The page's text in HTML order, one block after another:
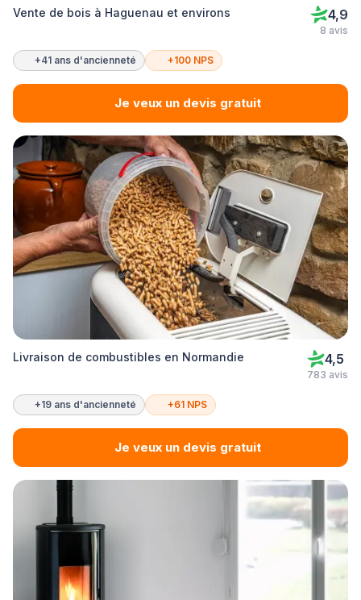
Vente de bois à Haguenau et environs 4,9
8 avis
+41 ans d'ancienneté +100 NPS
Je veux un devis gratuit
Livraison de combustibles en Normandie 4,5
783 avis
+19 ans d'ancienneté +61 NPS
Je veux un devis gratuit